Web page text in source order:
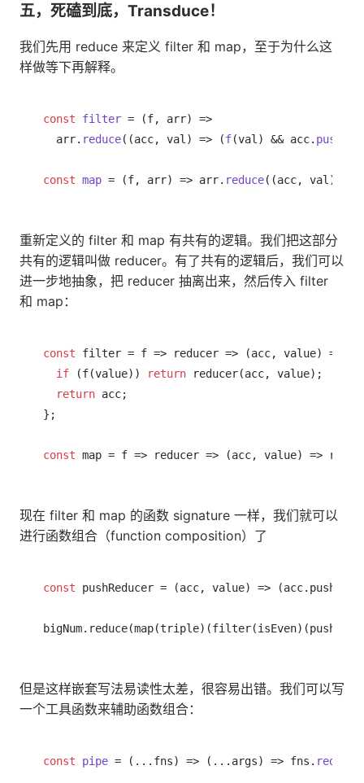
五，死磕到底，Transduce！
我们先用 reduce 来定义 filter 和 map，至于为什么这
样做等下再解释。
const filter = (f, arr) =>
  arr.
reduce( (acc, val ) => (f(val) && acc. push
const map = (f, arr) => arr. reduce( (acc, val ) =>
重新定义的 filter 和 map 有共有的逻辑。我们把这部分
共有的逻辑叫做 reducer。有了共有的逻辑后，我们可以
进一步地抽象，把 reducer 抽离出来，然后传入 filter
和 map：
const filter = f => reducer => (acc, value) => {
if (f(value)) return reducer(acc, value);
return acc;
};
const
现在 filter 和 map 的函数 signature 一样，我们就可以
进行函数组合（function composition）了
const pushReducer = (acc, value) =>
但是这样嵌套写法易读性太差，很容易出错。我们可以写
一个工具函数来辅助函数组合：
const pipe = ( ...fns) => ( ...args) => fns. reduce